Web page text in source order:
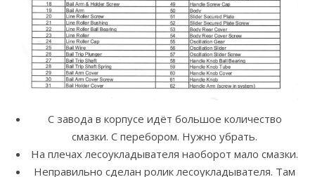
C завода в корпусе идёт большое количество
смазки. С перебором. Нужно убрать.
На плечах лесоукладывателя наоборот мало смазки.
Неправильно сделан ролик лесоукладывателя. Там